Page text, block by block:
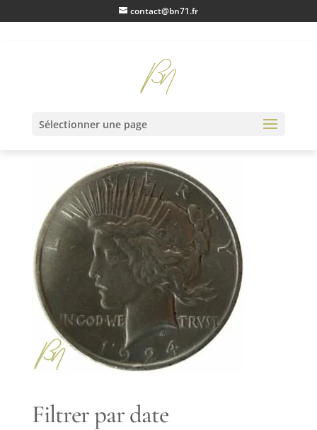
contact@bn71.fr
Sélectionner une page
IMG_0317
Filtrer par date